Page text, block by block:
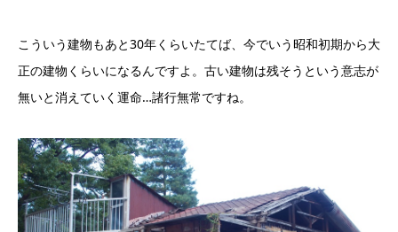
こういう建物もあと30年くらいたてば、今でいう昭和初期から大
正の建物くらいになるんですよ。古い建物は残そうという意志が
無いと消えていく運命…諸行無常ですね。